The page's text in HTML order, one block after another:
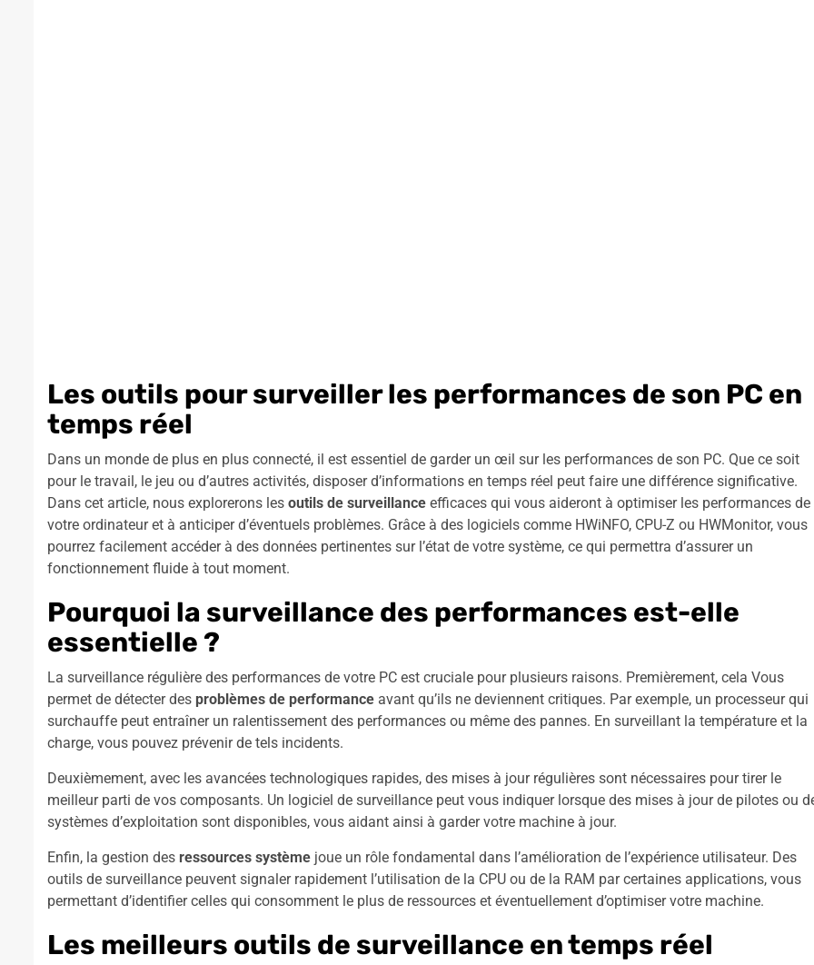
Les outils pour surveiller les performances de son PC en
temps réel
Dans un monde de plus en plus connecté, il est essentiel de garder un œil sur les performances de son PC. Que ce soit
pour le travail, le jeu ou d’autres activités, disposer d’informations en temps réel peut faire une différence significative.
Dans cet article, nous explorerons les outils de surveillance efficaces qui vous aideront à optimiser les performances de
votre ordinateur et à anticiper d’éventuels problèmes. Grâce à des logiciels comme HWiNFO, CPU-Z ou HWMonitor, vous
pourrez facilement accéder à des données pertinentes sur l’état de votre système, ce qui permettra d’assurer un
fonctionnement fluide à tout moment.
Pourquoi la surveillance des performances est-elle
essentielle ?
La surveillance régulière des performances de votre PC est cruciale pour plusieurs raisons. Premièrement, cela Vous
permet de détecter des problèmes de performance avant qu’ils ne deviennent critiques. Par exemple, un processeur qui
surchauffe peut entraîner un ralentissement des performances ou même des pannes. En surveillant la température et la
charge, vous pouvez prévenir de tels incidents.
Deuxièmement, avec les avancées technologiques rapides, des mises à jour régulières sont nécessaires pour tirer le
meilleur parti de vos composants. Un logiciel de surveillance peut vous indiquer lorsque des mises à jour de pilotes ou
systèmes d’exploitation sont disponibles, vous aidant ainsi à garder votre machine à jour.
Enfin, la gestion des ressources système joue un rôle fondamental dans l’amélioration de l’expérience utilisateur. Des
outils de surveillance peuvent signaler rapidement l’utilisation de la CPU ou de la RAM par certaines applications, vous
permettant d’identifier celles qui consomment le plus de ressources et éventuellement d’optimiser votre machine.
Les meilleurs outils de surveillance en temps réel